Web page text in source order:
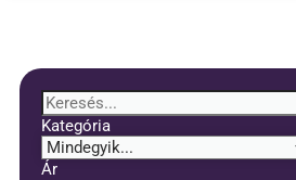
Kategória
Ár